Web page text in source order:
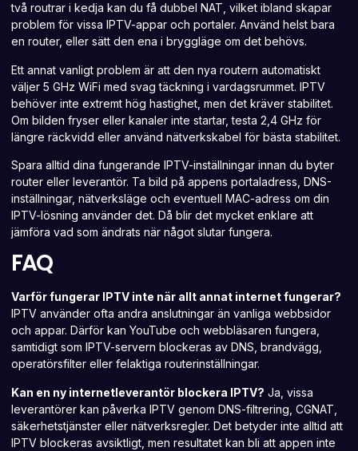
två routrar i kedja kan du få dubbel NAT, vilket ibland skapar
problem för vissa IPTV-appar och portaler. Använd helst bara
en router, eller sätt den ena i bryggläge om det behövs.
Ett annat vanligt problem är att den nya routern automatiskt
väljer 5 GHz WiFi med svag täckning i vardagsrummet. IPTV
behöver inte extremt hög hastighet, men det kräver stabilitet.
Om bilden fryser eller kanaler inte startar, testa 2,4 GHz för
längre räckvidd eller använd nätverkskabel för bästa stabilitet.
Spara alltid dina fungerande IPTV-inställningar innan du byter
router eller leverantör. Ta bild på appens portaladress, DNS-
inställningar, nätverksläge och eventuell MAC-adress om din
IPTV-lösning använder det. Då blir det mycket enklare att
jämföra vad som ändrats när något slutar fungera.
FAQ
Varför fungerar IPTV inte när allt annat internet fungerar?
IPTV använder ofta andra anslutningar än vanliga webbsidor
och appar. Därför kan YouTube och webbläsaren fungera,
samtidigt som IPTV-servern blockeras av DNS, brandvägg,
operatörsfilter eller felaktiga routerinställningar.
Kan en ny internetleverantör blockera IPTV? Ja, vissa
leverantörer kan påverka IPTV genom DNS-filtrering, CGNAT,
säkerhetstjänster eller nätverksregler. Det betyder inte alltid att
IPTV blockeras avsiktligt, men resultatet kan bli att appen inte